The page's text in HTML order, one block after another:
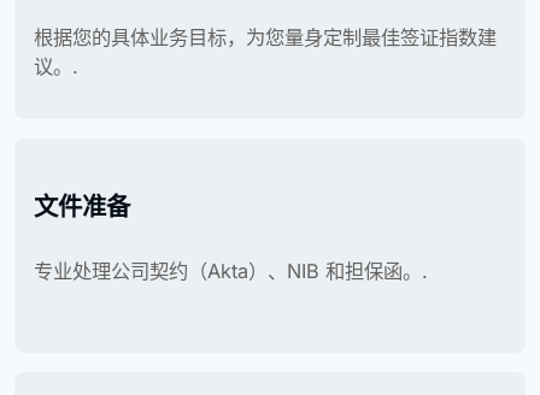
根据您的具体业务目标，为您量身定制最佳签证指数建
议。.
文件准备
专业处理公司契约（Akta）、NIB 和担保函。.